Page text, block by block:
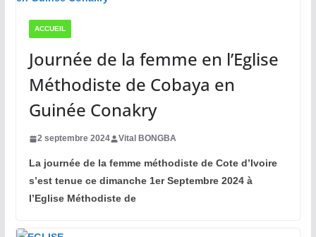
ACCUEIL
Journée de la femme en l’Eglise
Méthodiste de Cobaya en
Guinée Conakry
2 septembre 2024 Vital BONGBA
La journée de la femme méthodiste de Cote d’Ivoire
s’est tenue ce dimanche 1er Septembre 2024 à
l’Eglise Méthodiste de